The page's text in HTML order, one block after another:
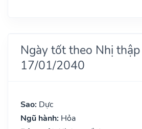
Ngày tốt theo Nhị
17/01/2040
Sao: Dực
Ngũ hành: Hỏa